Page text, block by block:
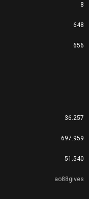
8
648
656
36.257
697.959
51.540
ao88gives